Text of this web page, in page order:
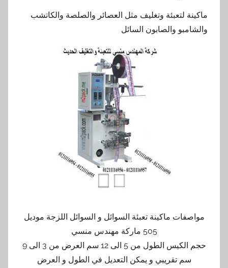
ماكينة لتعبئة وتغليف مثل العصائر والصلصة والكاتشب
والشامبو والصابون السائل
مواصفات ماكينة تعبئة السوائل و السوائل اللزجة موديل
505 ماركة مهندس منسي
حجم الكيس الطول من 5 الى 12 سم العرض من 3 الى 9
سم تقريبي و يمكن التعديل في الطول و العرض